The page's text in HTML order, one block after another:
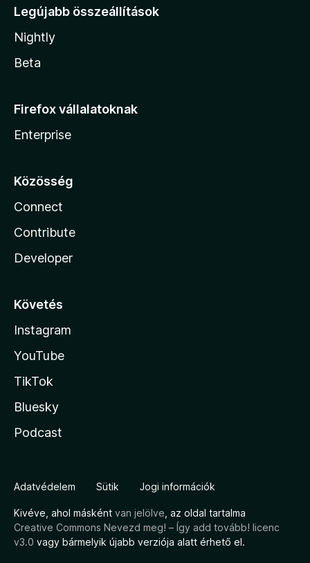
Legújabb összeállítások
Nightly
Beta
Firefox vállalatoknak
Enterprise
Közösség
Connect
Contribute
Developer
Követés
Instagram
YouTube
TikTok
Bluesky
Podcast
Adatvédelem Sütik Jogi információk
Kivéve, ahol másként van jelölve , az oldal tartalma
Creative Commons Nevezd meg! – Így add tovább! licenc
v3.0 vagy bármelyik újabb verziója alatt érhető el.